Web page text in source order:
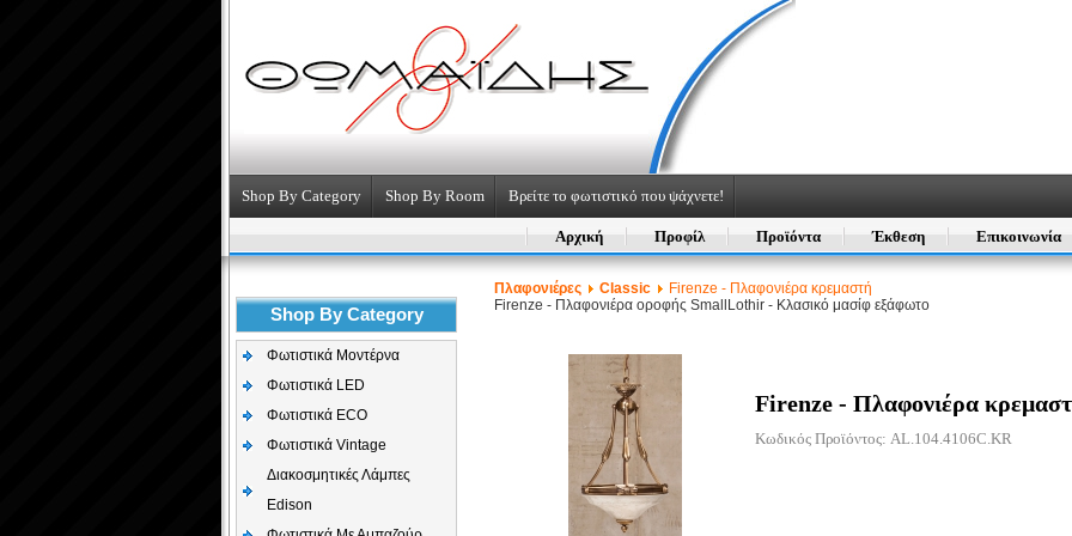
Shop By Category Shop By Room Βρείτε το φωτιστικό που ψάχνετε!
Αρχική Προφίλ Προϊόντα Έκθεση Επικοινωνία
Shop By Category
Φωτιστικά Μοντέρνα
Φωτιστικά LED
Φωτιστικά ECO
Φωτιστικά Vintage
Διακοσμητικές Λάμπες
Edison
Πλαφονιέρες Classic
Firenze - Πλαφονιέρα κρεμαστή
Firenze - Πλαφονιέρα οροφής Small Lothir - Κλασικό μασίφ εξάφωτο
Firenze - Πλαφονιέρα
Κωδικός Προϊόντος: AL.104.4106C.KR